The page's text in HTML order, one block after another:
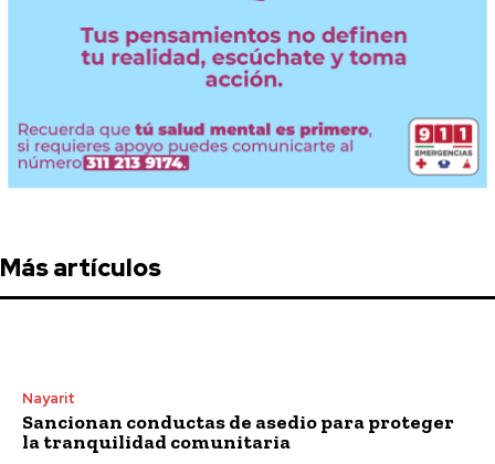
Más artículos
Nayarit
Sancionan conductas de asedio para proteger
la tranquilidad comunitaria